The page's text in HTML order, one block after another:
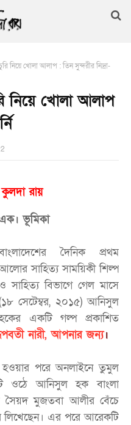
নিয়ে খোলা আলাপ : তিন সুন্দরীর নিদ্রা-
নিয়ে খোলা আলাপ
কুলদা রায়
ভূমিকা
দৈনিক প্রথম
সাহিত্য সাময়িকী শিল্প
সাহিত্য বিভাগে গেল মাসে
সেটেম্বর, ২০১৫) আনিসুল
একটি গল্প প্রকাশিত
নারী, আপনার জন্য।
পরে অনলাইনে তুমুল
ওঠে আনিসুল হক বাংলা
সৈয়দ মুজতবা আলীর বেঁচে
লিখেছেন। এর পরে আরেকটি